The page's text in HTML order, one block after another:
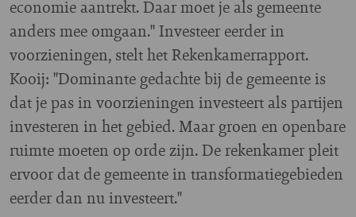
economie aantrekt. Daar moet je als gemeente
anders mee omgaan." Investeer eerder in
voorzieningen, stelt het Rekenkamerrapport.
Kooij: "Dominante gedachte bij de gemeente is
dat je pas in voorzieningen investeert als partijen
investeren in het gebied. Maar groen en openbare
ruimte moeten op orde zijn. De rekenkamer pleit
ervoor dat de gemeente in transformatiegebieden
eerder dan nu investeert."